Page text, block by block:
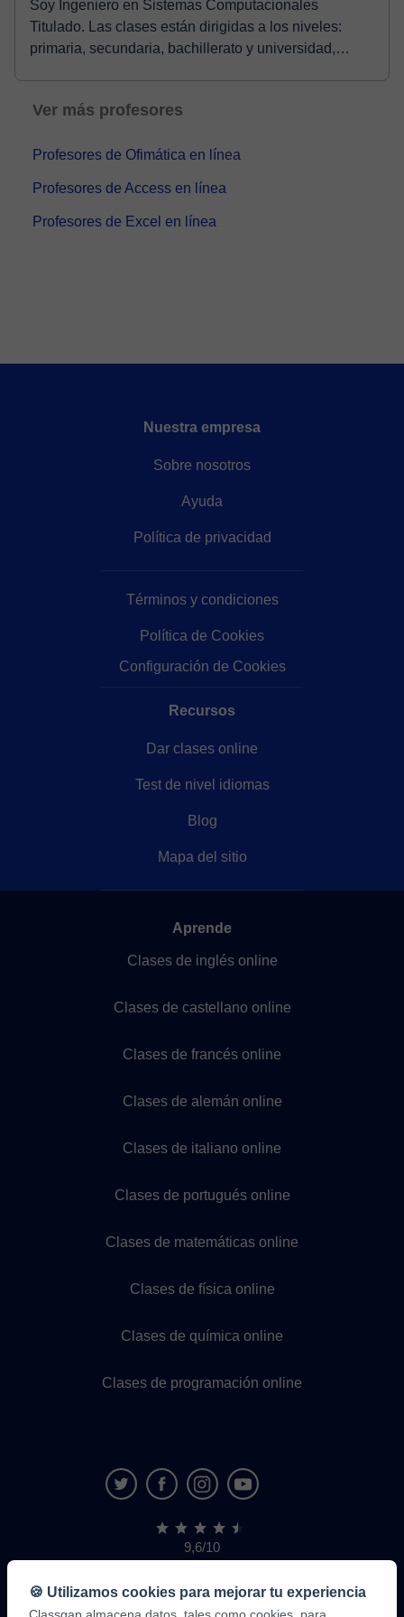
Soy Ingeniero en Sistemas Computacionales
Titulado. Las clases están dirigidas a los niveles:
primaria, secundaria, bachillerato y universidad,
Ver más profesores
Profesores de Ofimática en línea
Profesores de Access en línea
Profesores de Excel en línea
Nuestra empresa
Sobre nosotros
Ayuda
Política de privacidad
Términos y condiciones
Política de Cookies
Configuración de Cookies
Recursos
Dar clases online
Test de nivel idiomas
Blog
Mapa del sitio
Aprende
Clases de inglés online
Clases de castellano online
Clases de francés online
Clases de alemán online
Clases de italiano online
Clases de portugués online
Clases de matemáticas online
Clases de física online
Clases de química online
Clases de programación online
9,6/10
1.339.284
de
alumnos
🍪 Utilizamos cookies para mejorar tu experiencia